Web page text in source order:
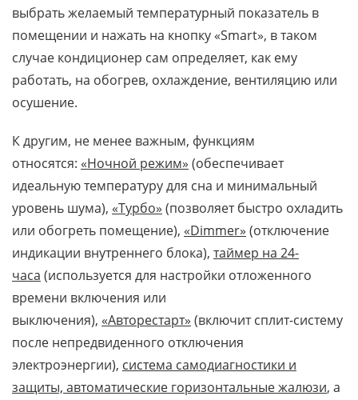
выбрать желаемый температурный показатель в
помещении и нажать на кнопку «Smart», в таком
случае кондиционер сам определяет, как ему
работать, на обогрев, охлаждение, вентиляцию или
осушение.
К другим, не менее важным, функциям
относятся: «Ночной режим» (обеспечивает
идеальную температуру для сна и минимальный
уровень шума), «Турбо» (позволяет быстро охладить
или обогреть помещение), «Dimmer» (отключение
индикации внутреннего блока), таймер на 24-
часа (используется для настройки отложенного
времени включения или
выключения), «Авторестарт» (включит сплит-систему
после непредвиденного отключения
электроэнергии), система самодиагностики и
защиты, автоматические горизонтальные жалюзи, а